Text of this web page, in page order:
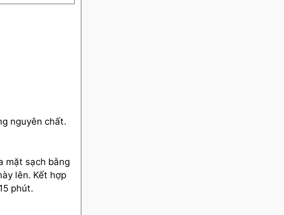
nguyên chất.
mặt sạch bằng
lên. Kết hợp
phút.